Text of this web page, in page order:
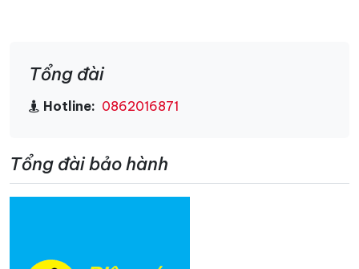
Tổng đài
Hotline: 0862016871
Tổng đài bảo hành